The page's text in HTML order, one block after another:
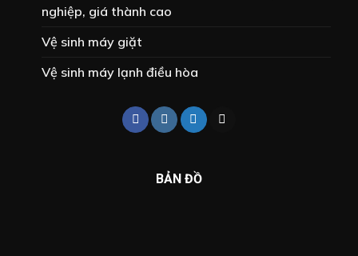
nghiệp, giá thành cao
Vệ sinh máy giặt
Vệ sinh máy lạnh điều hòa
BẢN ĐỒ